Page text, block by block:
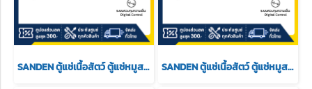
SANDEN ตู้แช่เนื้อสัตว์ ตู้แช่หมูสดสแตนเลส 3 เมตร รุ่น SDF-3000 SANDEN ตู้แช่เนื้อสัตว์ ตู้แช่หมูสดสแตนเลส 2.5 เมตร รุ่น SDF-2500